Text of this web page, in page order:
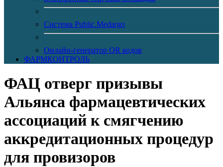
Система Public.Medargo
Онлайн-генератор QR кодов
ФАРМКОНТРОЛЬ
ФАЦ отверг призывы
Альянса фармацевтических
ассоциаций к смягчению
аккредитационных процедур
для провизоров